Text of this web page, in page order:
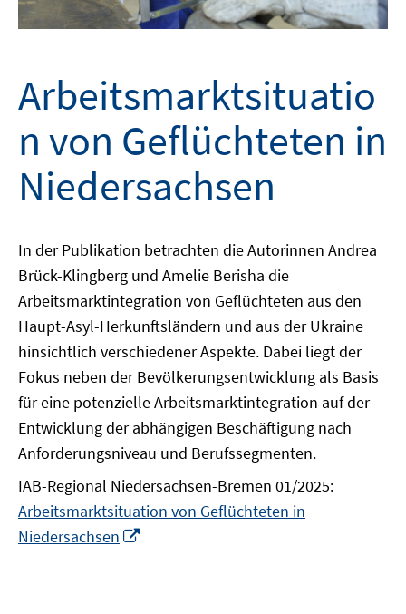
Arbeitsmarktsituatio
n von Geflüchteten in
Niedersachsen
In der Publikation betrachten die Autorinnen Andrea
Brück-Klingberg und Amelie Berisha die
Arbeitsmarktintegration von Geflüchteten aus den
Haupt-Asyl-Herkunftsländern und aus der Ukraine
hinsichtlich verschiedener Aspekte. Dabei liegt der
Fokus neben der Bevölkerungsentwicklung als Basis
für eine potenzielle Arbeitsmarktintegration auf der
Entwicklung der abhängigen Beschäftigung nach
Anforderungsniveau und Berufssegmenten.
IAB-Regional Niedersachsen-Bremen 01/2025:
Arbeitsmarktsituation von Geflüchteten in
Niedersachsen